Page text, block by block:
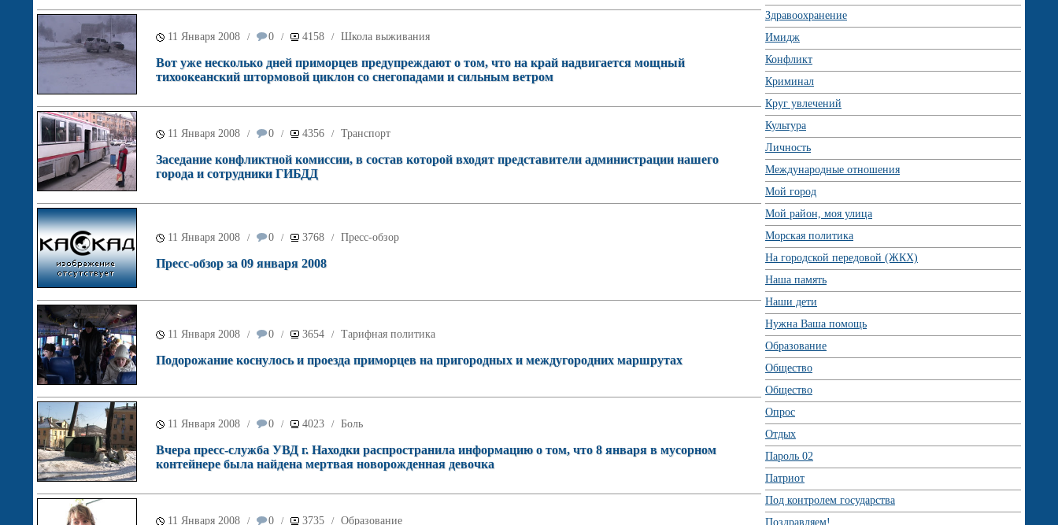
11 Января 2008 / 0 / 4158 / Школа выживания
Вот уже несколько дней приморцев предупреждают о том, что на край надвигается мощный
тихоокеанский штормовой циклон со снегопадами и сильным ветром
11 Января 2008 / 0 / 4356 / Транспорт
Заседание конфликтной комиссии, в состав которой входят представители администрации нашего
города и сотрудники ГИБДД
11 Января 2008 / 0 / 3768 / Пресс-обзор
Пресс-обзор за 09 января 2008
11 Января 2008 / 0 / 3654 / Тарифная политика
Подорожание коснулось и проезда приморцев на пригородных и междугородних маршрутах
11 Января 2008 / 0 / 4023 / Боль
Вчера пресс-служба УВД г. Находки распространила информацию о том, что 8 января в мусорном
контейнере была найдена мертвая новорожденная девочка
11 Января 2008 / 0 / 3735 / Образование
Здравоохранение
Имидж
Конфликт
Криминал
Круг увлечений
Культура
Личность
Международные отношения
Мой город
Мой район, моя улица
Морская политика
На городской передовой (ЖКХ)
Наша память
Наши дети
Нужна Ваша помощь
Образование
Общество
Общество
Опрос
Отдых
Пароль 02
Патриот
Под контролем государства
Поздравляем!